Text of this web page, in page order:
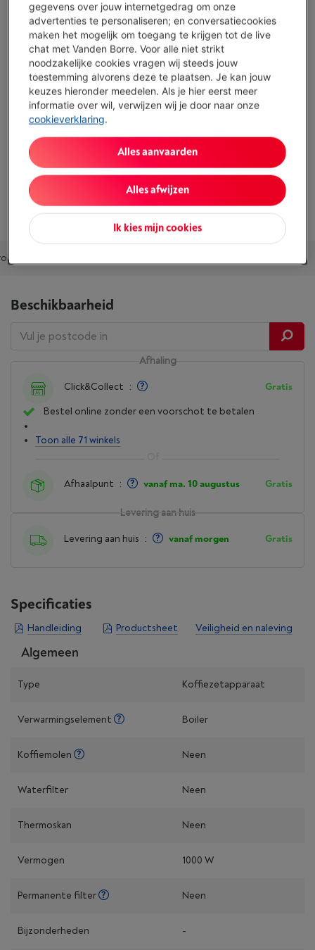
Optimaal aroma
Druppelstop
Automatische uitschakeling
Niet programmeerbaar
Toon alle specificaties
Bestaat ook in andere kleuren
combinaties
Beschikbaarheid
Levering aan huis
Levering aan huis : vanaf morgen Gratis
Afhaling
Click&Collect : Gratis
Bestel online zonder een voorschot te betalen
Toon alle 71 winkels
Afhaalpunt : vanaf ma. 10 augustus Gratis
Specificaties
Handleiding Productsheet Veiligheid en naleving
Algemeen
Type Koffiezetapparaat
Verwarmingselement Boiler
Koffiemolen Neen
Waterfilter Neen
Thermoskan Neen
Vermogen 1000 W
Permanente filter Neen
Bijzonderheden -
gegevens over jouw internetgedrag om onze
advertenties te personaliseren; en conversatiecookies
maken het mogelijk om toegang te krijgen tot de live
chat met Vanden Borre. Voor alle niet strikt
noodzakelijke cookies vragen wij steeds jouw
toestemming alvorens deze te plaatsen. Je kan jouw
keuzes hieronder meedelen. Als je hier eerst meer
informatie over wil, verwijzen wij je door naar onze
cookieverklaring.
Ik kies mijn cookies
Alles afwijzen
Alles aanvaarden